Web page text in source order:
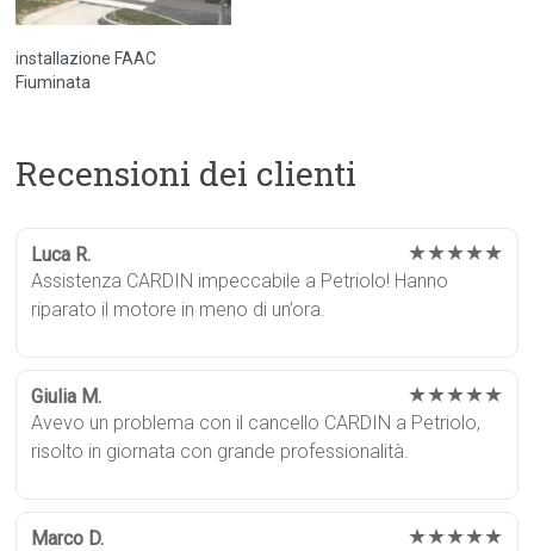
installazione FAAC
Fiuminata
Recensioni dei clienti
Luca R. ★★★★★
Assistenza CARDIN impeccabile a Petriolo! Hanno
riparato il motore in meno di un’ora.
Giulia M. ★★★★★
Avevo un problema con il cancello CARDIN a Petriolo,
risolto in giornata con grande professionalità.
Marco D. ★★★★★